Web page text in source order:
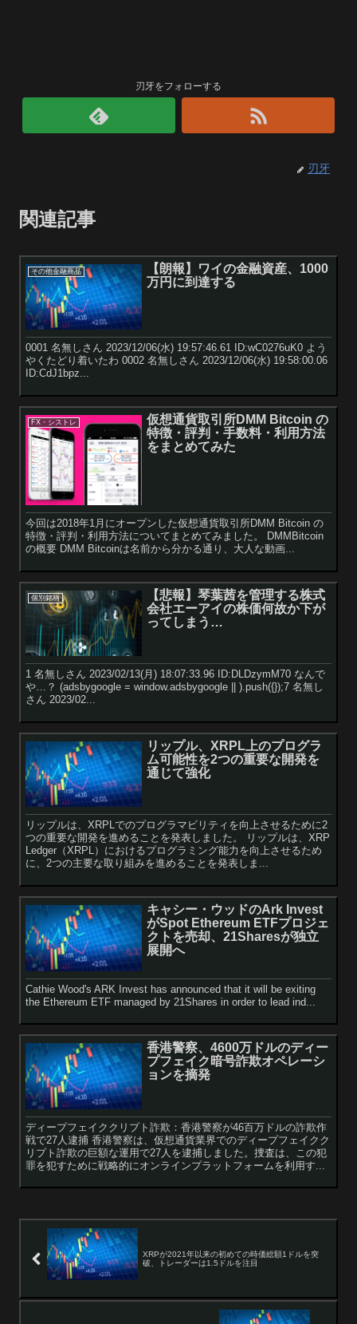
刃牙をフォローする
刃牙
関連記事
その他金融商品
【朗報】ワイの金融資産、1000
万円に到達する
0001 名無しさん 2023/12/06(水) 19:57:46.61 ID:wC0276uK0 よう
やくたどり着いたわ 0002 名無しさん 2023/12/06(水) 19:58:00.06
ID:CdJ1bpz...
FX・シストレ
仮想通貨取引所DMM Bitcoin の
特徴・評判・手数料・利用方法
をまとめてみた
今回は2018年1月にオープンした仮想通貨取引所DMM Bitcoin の
特徴・評判・利用方法についてまとめてみました。 DMMBitcoin
の概要 DMM Bitcoinは名前から分かる通り、大人な動画...
個別銘柄
【悲報】琴葉茜を管理する株式
会社エーアイの株価何故か下が
ってしまう…
1 名無しさん 2023/02/13(月) 18:07:33.96 ID:DLDzymM70 なんで
や…？ (adsbygoogle = window.adsbygoogle || ).push({});7 名無し
さん 2023/02...
リップル、XRPL上のプログラ
ム可能性を2つの重要な開発を
通じて強化
リップルは、XRPLでのプログラマビリティを向上させるために2
つの重要な開発を進めることを発表しました。 リップルは、XRP
Ledger（XRPL）におけるプログラミング能力を向上させるため
に、2つの主要な取り組みを進めることを発表しま...
キャシー・ウッドのArk Invest
がSpot Ethereum ETFプロジェ
クトを売却、21Sharesが独立
展開へ
Cathie Wood's ARK Invest has announced that it will be exiting
the Ethereum ETF managed by 21Shares in order to lead ind...
香港警察、4600万ドルのディー
プフェイク暗号詐欺オペレーシ
ョンを摘発
ディープフェイククリプト詐欺：香港警察が46百万ドルの詐欺作
戦で27人逮捕 香港警察は、仮想通貨業界でのディープフェイクク
リプト詐欺の巨額な運用で27人を逮捕しました。捜査は、この犯
罪を犯すために戦略的にオンラインプラットフォームを利用す...
XRPが2021年以来の初めての時価総額1ドルを突
破、トレーダーは1.5ドルを注目